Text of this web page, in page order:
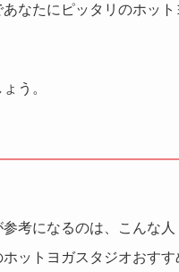
なたにピッタリのホッ
う。
参考になるのは、こんな人
ットヨガスタジオおす